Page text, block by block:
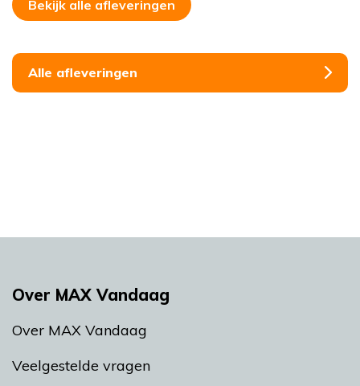
Bekijk alle afleveringen
Alle afleveringen
Over MAX Vandaag
Over MAX Vandaag
Veelgestelde vragen